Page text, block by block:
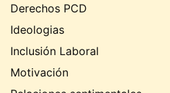
Derechos PCD
Ideologias
Inclusión Laboral
Motivación